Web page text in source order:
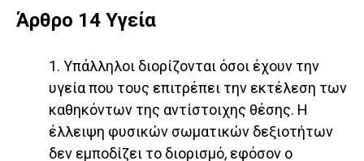
Άρθρο 14 Υγεία
1. Υπάλληλοι διορίζονται όσοι έχουν την
υγεία που τους επιτρέπει την εκτέλεση των
καθηκόντων της αντίστοιχης θέσης. Η
έλλειψη φυσικών σωματικών δεξιοτήτων
δεν εμποδίζει το διορισμό, εφόσον ο